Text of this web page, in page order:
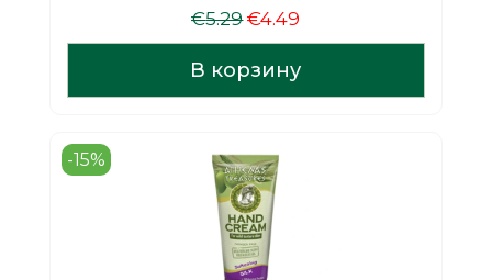
€5.29Первоначальная
цена
составляла
€5.29.
€4.49
цена:
€4.49.
В корзину
-15%